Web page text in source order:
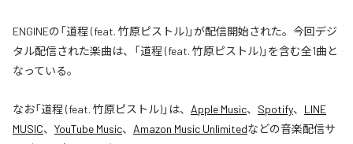
ENGINEの「道程 (feat. 竹原ピストル)」が配信開始された。今回デジ
タル配信された楽曲は、「道程 (feat. 竹原ピストル)」を含む全1曲と
なっている。
なお「道程 (feat. 竹原ピストル)」は、 Apple Music、 Spotify、 LINE
MUSIC、 YouTube Music、 Amazon Music Unlimitedなどの音楽配信サ